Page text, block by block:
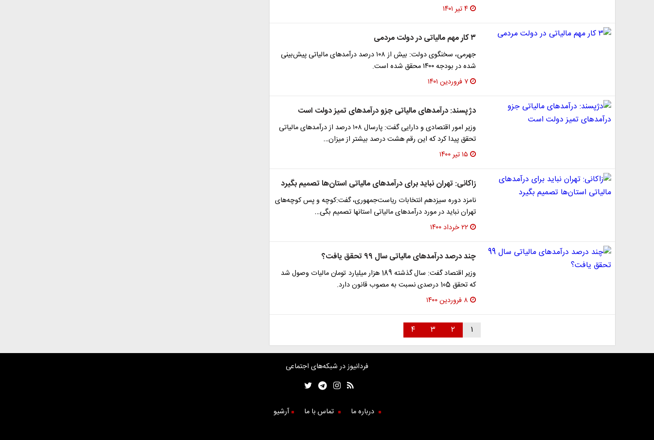
۴ تیر ۱۴۰۱
۳‌ کار مهم مالیاتی در دولت مردمی
جهرمی، سخنگوی دولت: بیش از ۱۰۸ درصد درآمد‌های مالیاتی پیش‌بینی
شده در بودجه ۱۴۰۰ محقق شده است.
۷ فروردین ۱۴۰۱
دژپسند: درآمدهای مالیاتی جزو درآمدهای تمیز دولت است
وزیر امور اقتصادی و دارایی گفت: پارسال ۱۰۸ درصد از درآمدهای مالیاتی
تحقق پیدا کرد که این رقم هشت درصد بیشتر از میزان…
۱۵ تیر ۱۴۰۰
زاکانی:‌ تهران نباید برای درآمدهای مالیاتی استان‌ها تصمیم بگیرد
نامزد دوره سیزدهم انتخابات ریاست‌جمهوری، گفت:کوچه و پس کوچه‌های
تهران نباید در مورد درآمدهای مالیاتی استانها تصمیم بگی…
۲۲ خرداد ۱۴۰۰
چند درصد درآمدهای مالیاتی سال 99 تحقق یافت؟
وزیر اقتصاد گفت: سال گذشته 189 هزار میلیارد تومان مالیات وصول شد
که تحقق 105 درصدی نسبت به مصوب قانون دارد.
۸ فروردین ۱۴۰۰
۱ ۲ ۳ ۴
فردانیوز در شبکه‌های اجتماعی
درباره ما تماس با ما آرشیو